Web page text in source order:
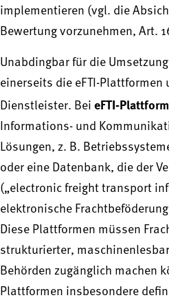
implementieren (vgl. die
Bewertung vorzunehmen, Art.
Unabdingbar für die
einerseits die eFTI-Plattformen
Dienstleister. Bei
Informations- und
Lösungen, z. B.
oder eine Datenbank, die der
(„electronic freight transport
elektronische
Diese Plattformen müssen
strukturierter,
Behörden zugänglich machen
Plattformen insbesondere